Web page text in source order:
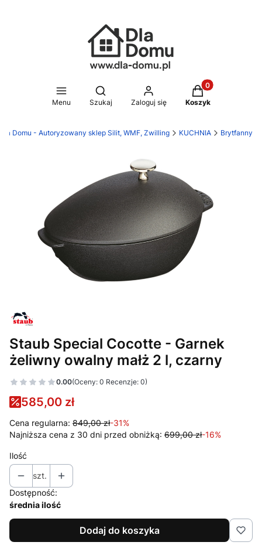
Menu
Otwórz wyszukiwarkę
Szukaj Zaloguj się
Produkty w
Koszyk
Dla Domu - Autoryzowany sklep Silit, WMF, Zwilling KUCHNIA Brytfanny
Staub Special Cocotte - Garnek
żeliwny owalny małż 2 l, czarny
0.00(Oceny: 0 Recenzje: 0)
585,00 zł
Cena regularna: 849,00 zł-31%
Najniższa cena z 30 dni przed obniżką: 699,00 zł-16%
Ilość
szt.
Dostępność:
średnia ilość
Dodaj do koszyka